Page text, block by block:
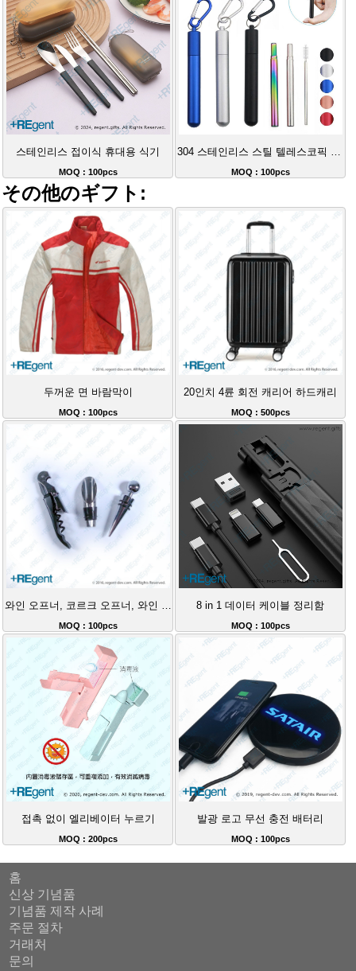
스테인리스 접이식 휴대용 식기
MOQ : 100pcs
304 스테인리스 스틸 텔레스코픽 스트레이트 스트로
MOQ : 100pcs
その他のギフト:
두꺼운 면 바람막이
MOQ : 100pcs
20인치 4륜 회전 캐리어 하드캐리
MOQ : 500pcs
와인 오프너, 코르크 오프너, 와인 스토퍼 3종 세트
MOQ : 100pcs
8 in 1 데이터 케이블 정리함
MOQ : 100pcs
접촉 없이 엘리베이터 누르기
MOQ : 200pcs
발광 로고 무선 충전 배터리
MOQ : 100pcs
홈
신상 기념품
기념품 제작 사례
주문 절차
거래처
문의